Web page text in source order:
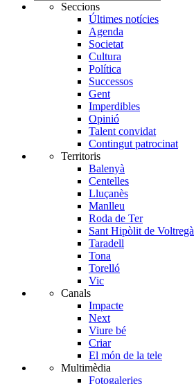
Seccions
Últimes notícies
Agenda
Societat
Cultura
Política
Successos
Gent
Imperdibles
Opinió
Talent convidat
Contingut patrocinat
Territoris
Balenyà
Centelles
Lluçanès
Manlleu
Roda de Ter
Sant Hipòlit de Voltregà
Taradell
Tona
Torelló
Vic
Canals
Impacte
Next
Viure bé
Criar
El món de la tele
Multimèdia
Fotogaleries